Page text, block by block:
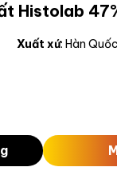
Histolab
Xuất xứ: Hàn Quốc
47% Vita C